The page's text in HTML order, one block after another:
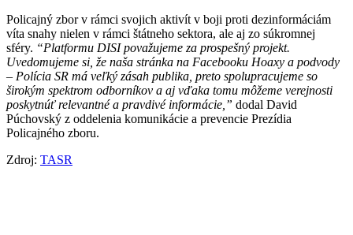
Policajný zbor v rámci svojich aktivít v boji proti dezinformáciám
víta snahy nielen v rámci štátneho sektora, ale aj zo súkromnej
sféry. “Platformu DISI považujeme za prospešný projekt.
Uvedomujeme si, že naša stránka na Facebooku Hoaxy a podvody
– Polícia SR má veľký zásah publika, preto spolupracujeme so
širokým spektrom odborníkov a aj vďaka tomu môžeme verejnosti
poskytnúť relevantné a pravdivé informácie,” dodal David
Púchovský z oddelenia komunikácie a prevencie Prezídia
Policajného zboru.
Zdroj: TASR